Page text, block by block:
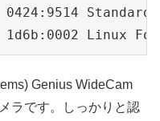
Standard
1d6b:0002 Linux
Genius WideCam
ラです。しっかりと認